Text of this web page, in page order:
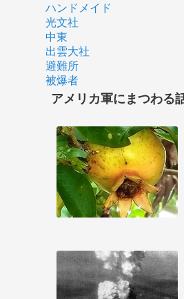
ハンドメイド
光文社
中東
出雲大社
避難所
被爆者
アメリカ軍にまつわる